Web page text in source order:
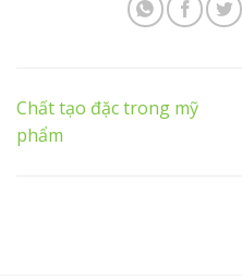
Chất tạo đặc trong mỹ
phẩm